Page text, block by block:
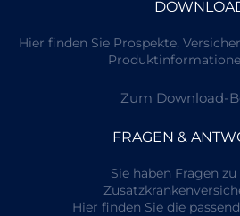
Hier finden Sie Prospekte,
Zum Download-
FRAGEN &
Sie haben Fragen
Hier finden Sie die